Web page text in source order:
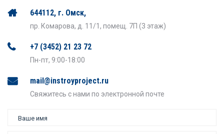
644112, г. Омск,
пр. Комарова, д. 11/1, помещ. 7П (3 этаж)
+7 (3452) 21 23 72
Пн-пт, 9:00-18:00
mail@instroyproject.ru
Свяжитесь с нами по электронной почте